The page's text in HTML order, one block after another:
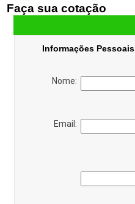
Faça sua cotação
Informações Pessoais
Nome:
Email: